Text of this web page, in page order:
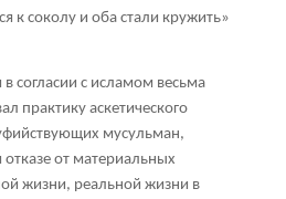
к соколу и оба стали кружить»
согласии с исламом весьма
практику аскетического
мусульман,
от материальных
жизни, реальной жизни в